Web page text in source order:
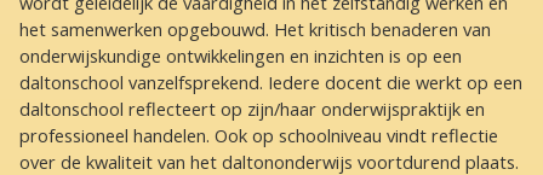
het samenwerken opgebouwd. Het kritisch benaderen van
onderwijskundige ontwikkelingen en inzichten is op een
daltonschool vanzelfsprekend. Iedere docent die werkt op een
daltonschool reflecteert op zijn/haar onderwijspraktijk en
professioneel handelen. Ook op schoolniveau vindt reflectie
over de kwaliteit van het daltononderwijs voortdurend plaats.